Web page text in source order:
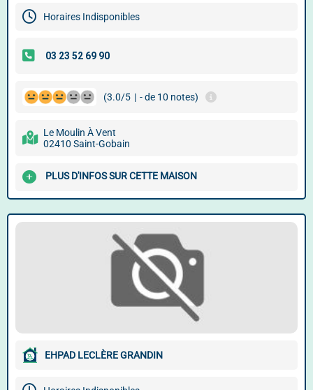
Horaires Indisponibles
(3.0/5 | - de 10 notes)
Le Moulin À Vent
02410 Saint-Gobain
PLUS D'INFOS SUR CETTE MAISON
EHPAD LECLÈRE GRANDIN